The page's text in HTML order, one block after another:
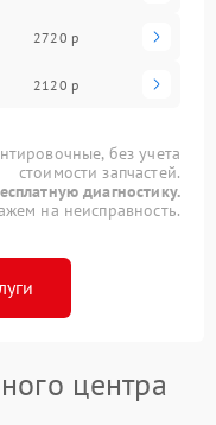
2720 р
2120 р
без учета
стоимости запчастей.
диагностику.
на неисправность.
центра